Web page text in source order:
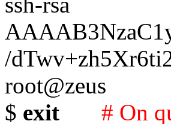
/
root@zeus
$ exit
# On